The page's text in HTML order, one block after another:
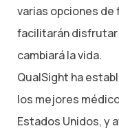
varias opciones de
facilitarán
cambiará la vida.
QualSight ha
los mejores
Estados Unidos, y